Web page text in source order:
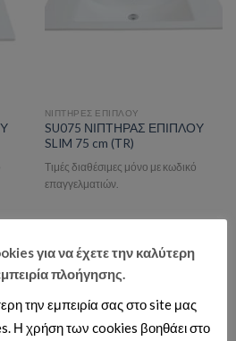
ΝΙΠΤΗΡΕΣ ΕΠΙΠΛΟΥ
SU075 ΝΙΠΤΗΡΑΣ ΕΠΙΠΛΟΥ
SLIM 75 cm (ΤR)
Τιμές διαθέσιμες μόνο με κωδικό
επαγγελματιών.
για να έχετε την καλύτερη
πλοήγησης.
την εμπειρία σας στο site μας
Η χρήση των cookies βοηθάει στο